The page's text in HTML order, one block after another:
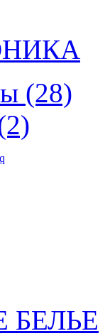
(28)
БЕЛЬЕ